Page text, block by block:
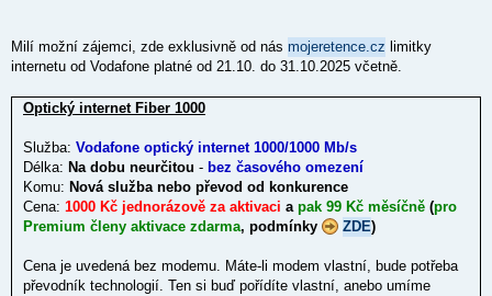
Milí možní zájemci, zde exklusivně od nás mojeretence.cz limitky
internetu od Vodafone platné od 21.10. do 31.10.2025 včetně.
Optický internet Fiber 1000
Služba: Vodafone optický internet 1000/1000 Mb/s
Délka: Na dobu neurčitou - bez časového omezení
Komu: Nová služba nebo převod od konkurence
Cena: 1000 Kč jednorázově za aktivaci a pak 99 Kč měsíčně (pro
Premium členy aktivace zdarma, podmínky ZDE)
Cena je uvedená bez modemu. Máte-li modem vlastní, bude potřeba
převodník technologií. Ten si buď pořídíte vlastní, anebo umíme